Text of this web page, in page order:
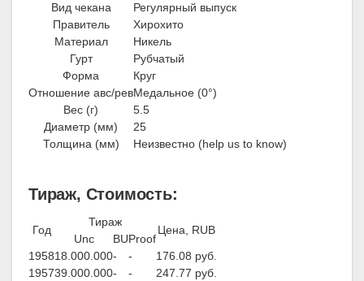
Вид чекана
Регулярный выпуск
Правитель
Хирохито
Материал
Никель
Гурт
Рубчатый
Форма
Круг
Отношение авс/ревМедальное (0°)
Вес (г)
5.5
Диаметр (мм)
25
Толщина (мм)
Неизвестно (help us to know)
Тираж, Стоимость:
Год
Тираж
Цена, RUB
Unc BUProof
195818.000.000- -
176.08 руб.
195739.000.000- -
247.77 руб.